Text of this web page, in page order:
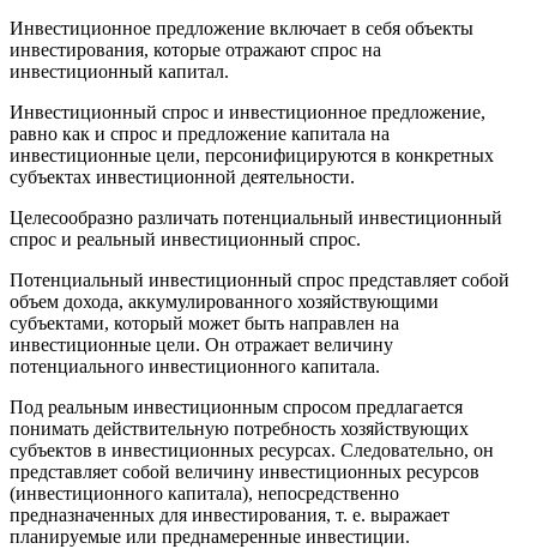
Инвестиционное предложение включает в себя объекты
инвестирования, которые отражают спрос на
инвестиционный капитал.
Инвестиционный спрос и инвестиционное предложение,
равно как и спрос и предложение капитала на
инвестиционные цели, персонифицируются в конкретных
субъектах инвестиционной деятельности.
Целесообразно различать потенциальный инвестиционный
спрос и реальный инвестиционный спрос.
Потенциальный инвестиционный спрос представляет собой
объем дохода, аккумулированного хозяйствующими
субъектами, который может быть направлен на
инвестиционные цели. Он отражает величину
потенциального инвестиционного капитала.
Под реальным инвестиционным спросом предлагается
понимать действительную потребность хозяйствующих
субъектов в инвестиционных ресурсах. Следовательно, он
представляет собой величину инвестиционных ресурсов
(инвестиционного капитала), непосредственно
предназначенных для инвестирования, т. е. выражает
планируемые или преднамеренные инвестиции.